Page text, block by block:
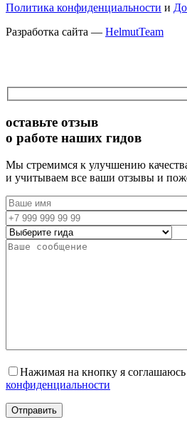
Политика конфиденциальности и
Разработка сайта — HelmutTeam
оставьте отзыв
о работе наших гидов
Мы стремимся к улучшению
и учитываем все ваши отзывы и
Нажимая на кнопку я соглашаюсь
конфиденциальности